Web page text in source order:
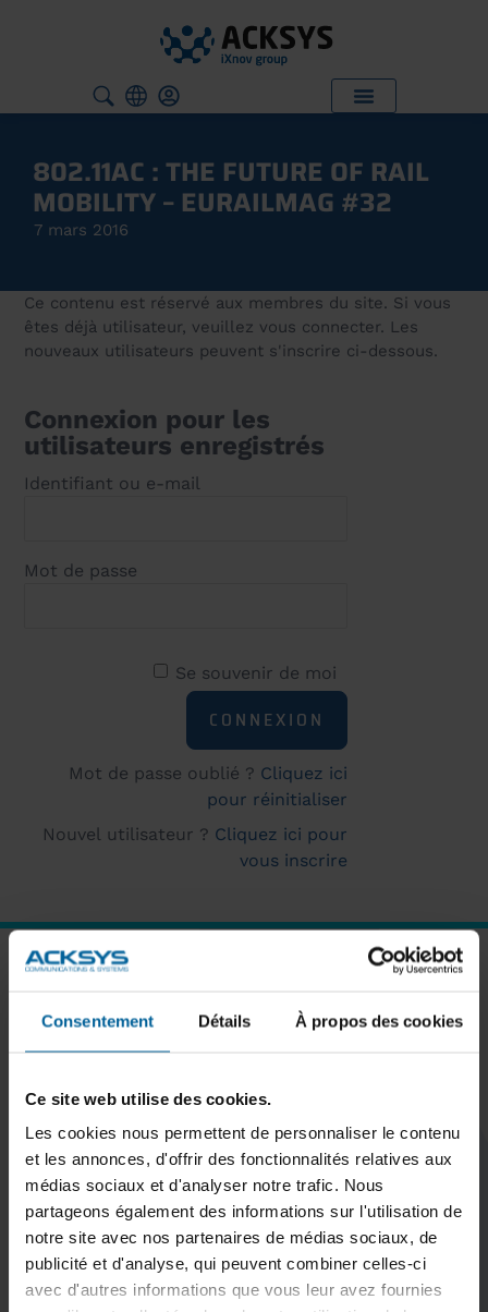
Consentement Détails À propos des cookies
Ce site web utilise des cookies.
Les cookies nous permettent de personnaliser le contenu
et les annonces, d'offrir des fonctionnalités relatives aux
médias sociaux et d'analyser notre trafic. Nous
partageons également des informations sur l'utilisation de
notre site avec nos partenaires de médias sociaux, de
publicité et d'analyse, qui peuvent combiner celles-ci
avec d'autres informations que vous leur avez fournies
802.11AC : THE FUTURE OF RAIL
MOBILITY – EURAILMAG #32
7 mars 2016
Ce contenu est réservé aux membres du site. Si vous
êtes déjà utilisateur, veuillez vous connecter. Les
nouveaux utilisateurs peuvent s'inscrire ci-dessous.
Connexion pour les
utilisateurs enregistrés
Identifiant ou e-mail
Mot de passe
Se souvenir de moi
Mot de passe oublié ? Cliquez ici
pour réinitialiser
Nouvel utilisateur ? Cliquez ici pour
vous inscrire
ABONNEZ-VOUS À NOTRE NEWSLETTER
S'inscrire
GARDEZ LE
CONTACT